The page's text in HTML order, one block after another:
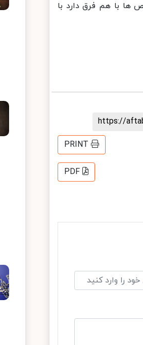
با هم فرق دارد با
https://
PRINT
PDF